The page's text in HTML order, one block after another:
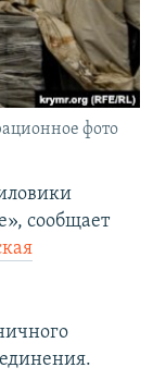
фото
сообщает